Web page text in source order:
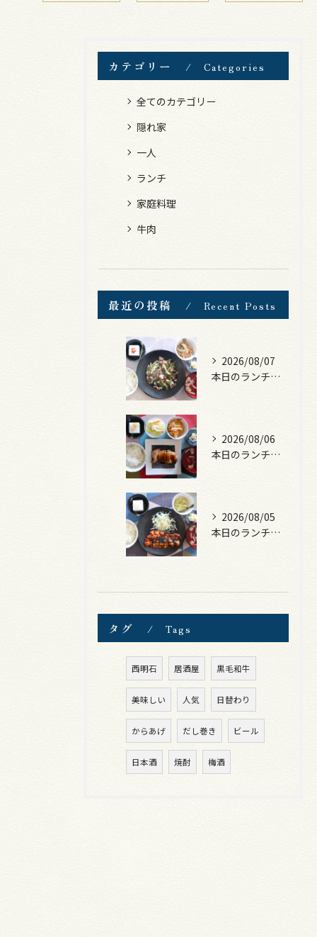
カテゴリー Categories
全てのカテゴリー
隠れ家
一人
ランチ
家庭料理
牛肉
最近の投稿 Recent Posts
2026/08/07
本日のランチは、黒毛和牛のチャプチェ！
2026/08/06
本日のランチは、照焼きチキン！
2026/08/05
本日のランチは、ロース豚カツ梅はさみ！
タグ Tags
西明石 居酒屋 黒毛和牛
美味しい 人気 日替わり
からあげ だし巻き ビール
日本酒 焼酎 梅酒